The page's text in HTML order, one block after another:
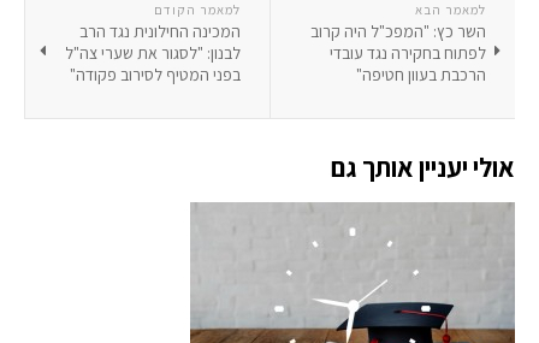
למאמר הקודם
המכינה החילונית נגד הרב
לבנון: "לסגור את שערי צה"ל
בפני המטיף לסירוב פקודה"
למאמר הבא
השר כץ: "המפכ"ל היה קרוב
לפתוח בחקירה נגד עובדי
הרכבת בעוון חטיפה"
אולי יעניין אותך גם